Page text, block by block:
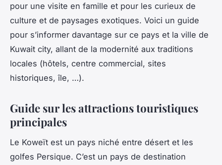
pour une visite en famille et pour les curieux de
culture et de paysages exotiques. Voici un guide
pour s’informer davantage sur ce pays et la ville de
Kuwait city, allant de la modernité aux traditions
locales (hôtels, centre commercial, sites
historiques, île, …).
Guide sur les attractions touristiques
principales
Le Koweït est un pays niché entre désert et les
golfes Persique. C’est un pays de destination